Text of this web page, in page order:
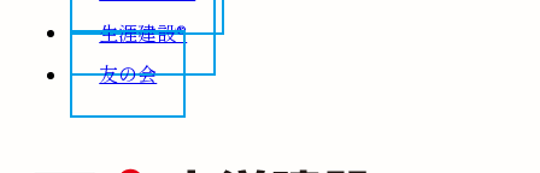
生涯建設®
友の会